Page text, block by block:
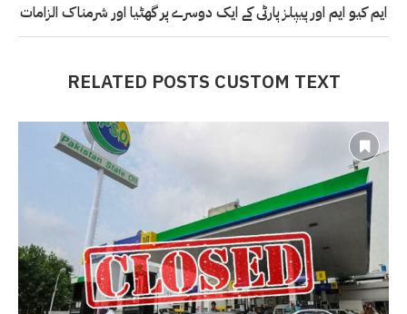
ایم کیو ایم اور پیپلز پارٹی کے ایک دوسرے پر گھٹیا اور شرمناک الزامات
RELATED POSTS CUSTOM TEXT